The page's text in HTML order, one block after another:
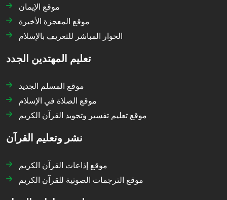
موقع الإيمان
موقع المعجزة الأخيرة
الحوار المباشر للتعريف بالإسلام
تعليم المهتدين الجدد
موقع المسلم الجديد
موقع الصلاة في الإسلام
موقع تعليم تفسير وتجويد القرآن الكريم
نشر وتعليم القرآن
موقع إذاعات القرآن الكريم
موقع الترجمات الصوتية للقرآن الكريم